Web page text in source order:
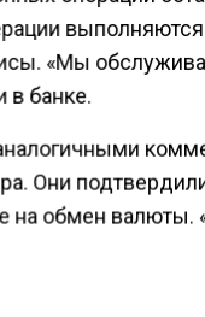
выполняются
«Мы
в банке.
Они
на обмен валюты.